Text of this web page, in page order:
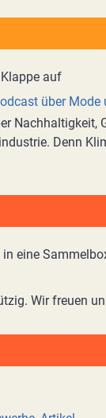
über
Nachhaltigkeit,
Denn
Wir freuen